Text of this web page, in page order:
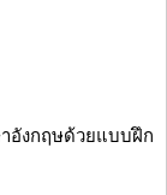
อังกฤษด้วยแบบฝึก